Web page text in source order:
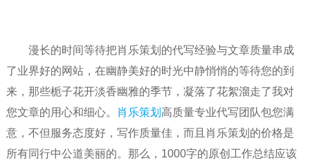
漫长的时间等待把肖乐策划的代写经验与文章质量串成
了业界好的网站，在幽静美好的时光中静悄悄的等待您的到
来，那些栀子花开淡香幽雅的季节，凝落了花絮溜走了我对
您文章的用心和细心。
肖乐策划 高质量专业代写团队包您满
意，不但服务态度好，写作质量佳，而且肖乐策划的价格是
所有同行中公道美丽的。那么，1000字的原创工作总结应该